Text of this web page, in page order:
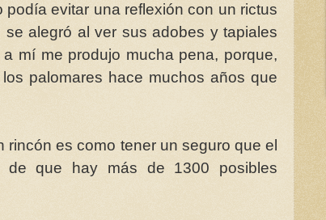
evitar una reflexión con un rictus
alegró al ver sus adobes y tapiales
mí me produjo mucha pena, porque,
palomares hace muchos años que
rincón es como tener un seguro que el
de que hay más de 1300 posibles